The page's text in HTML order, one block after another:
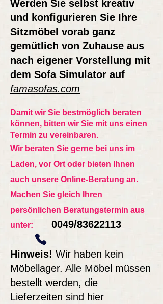
Werden Sie selbst kreativ
und konfigurieren Sie Ihre
Sitzmöbel vorab ganz
gemütlich von Zuhause aus
nach eigener Vorstellung mit
dem Sofa Simulator auf
famasofas.com
Damit wir Sie bestmöglich beraten
können, bitten wir Sie mit uns einen
Termin zu vereinbaren.
Wir beraten Sie gerne bei uns im
Laden, vor Ort oder bieten Ihnen
auch unsere Online-Beratung an.
Machen Sie gleich Ihren
persönlichen Beratungstermin aus
unter:
0049/83622113
Hinweis! Wir haben kein
Möbellager. Alle Möbel müssen
bestellt werden, die
Lieferzeiten sind hier